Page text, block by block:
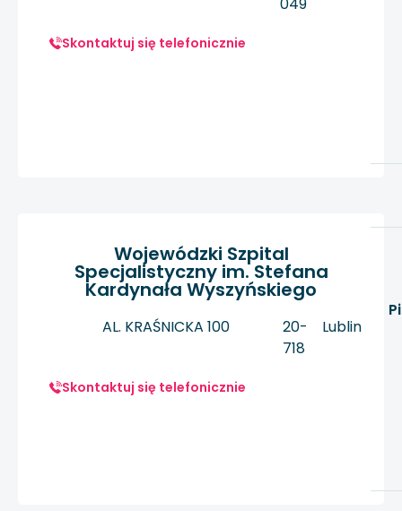
Skontaktuj się telefonicznie
Wojewódzki Szpital
Specjalistyczny im. Stefana
Kardynała Wyszyńskiego
AL. KRAŚNICKA 100
20-
718
Lublin
Skontaktuj się telefonicznie